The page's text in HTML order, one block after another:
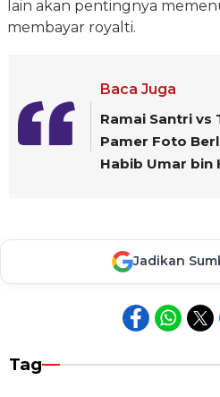
lain akan pentingnya
membayar royalti.
Baca Juga
Ramai Santri vs
Pamer Foto
Habib Umar bin
Jadikan
Tag